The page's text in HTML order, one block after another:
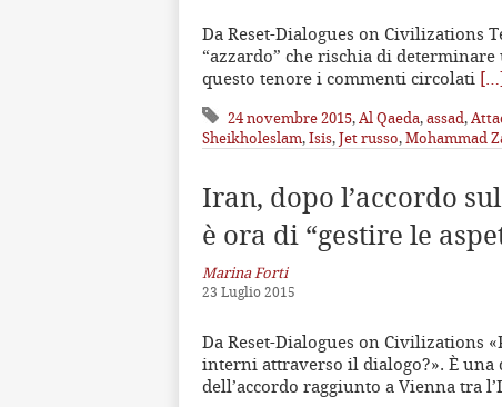
Da Reset-Dialogues on Civilizations
“azzardo” che rischia di
questo tenore i commenti circolati
24 novembre 2015,Al Qaeda,assad,
Sheikholeslam,Isis,Jet russo,Mohammad
Iran, dopo l’accordo
è ora di “gestire le
Marina Forti
23 Luglio 2015
Da Reset-Dialogues on Civilizations
interni attraverso il dialogo?». È una
dell’accordo raggiunto a Vienna tra